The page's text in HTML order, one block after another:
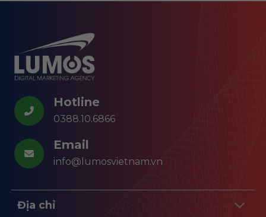
Hotline
0388.10.6866
Email
info@lumosvietnam.vn
Địa chỉ